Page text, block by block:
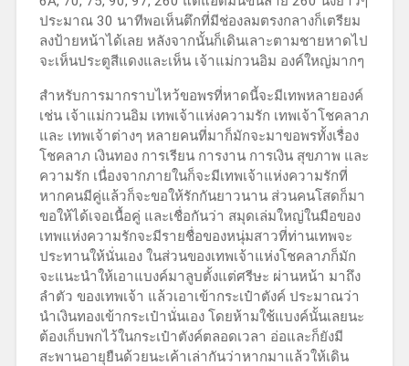
ประมาณ 30 นาทีพอเห็นตึกที่มีช่องลมตรงกลางก็เตรียม
ลงป้ายหน้าได้เลย หลังจากนั้นก็เดินเลาะตามชายหาดไป
จะเห็นประตูสีแดงและเห็น เจ้าแม่กวนอิม องค์ใหญ่มากๆ
สำหรับการมากราบไหว้ขอพรที่หาดนี้จะมีเทพหลายองค์
เช่น เจ้าแม่กวนอิม เทพเจ้าแห่งความรัก เทพเจ้าโชคลาภ
และ เทพเจ้าต่างๆ หลายคนที่มาก็มักจะมาขอพรทั้งเรื่อง
โชคลาภ เงินทอง การเรียน การงาน การเงิน สุขภาพ และ
ความรัก เนื่องจากภายในก็จะมีเทพเจ้าแห่งความรักที่
หากคนมีคู่แล้วก็จะขอให้รักกันยาวนาน ส่วนคนโสดก็มา
ขอให้ได้เจอเนื้อคู่ และเชื่อกันว่า สมุดเล่มใหญ่ในมือของ
เทพแห่งความรักจะมีรายชื่อของหนุ่มสาวที่ท่านเทพจะ
ประทานให้นั่นเอง ในส่วนของเทพเจ้าแห่งโชคลาภก็มัก
จะแนะนำให้เอาแบงค์มาลูบตั้งแต่ศรีษะ ผ่านหน้า มาถึง
ลำตัว ของเทพเจ้า แล้วเอาเข้ากระเป๋าตังค์ ประมาณว่า
นำเงินทองเข้ากระเป๋านั่นเอง โดยห้ามใช้แบงค์นั้นเลยนะ
ต้องเก็บพกไว้ในกระเป๋าตังค์ตลอดเวลา อ่อและก็ยังมี
สะพานอายุยืนด้วยนะเค้าเล่ากันว่าหากมาแล้วให้เดิน